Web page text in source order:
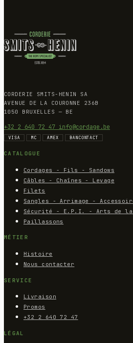
CORDERIE SMITS-HENIN SA
AVENUE DE LA COURONNE 236B
1050 BRUXELLES — BE
+32 2 640 72 47 info@cordage.be
VISA MC AMEX BANCONTACT
CATALOGUE
Cordages - Fils - Sandows
Câbles - Chaînes - Levage
Filets
Sangles - Arrimage -
Sécurité - E.P.I. - Arts de la
Paillassons
MÉTIER
Histoire
Nous contacter
SERVICE
Livraison
Promos
+32 2 640 72 47
LÉGAL